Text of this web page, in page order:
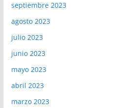
septiembre 2023
agosto 2023
julio 2023
junio 2023
mayo 2023
abril 2023
marzo 2023